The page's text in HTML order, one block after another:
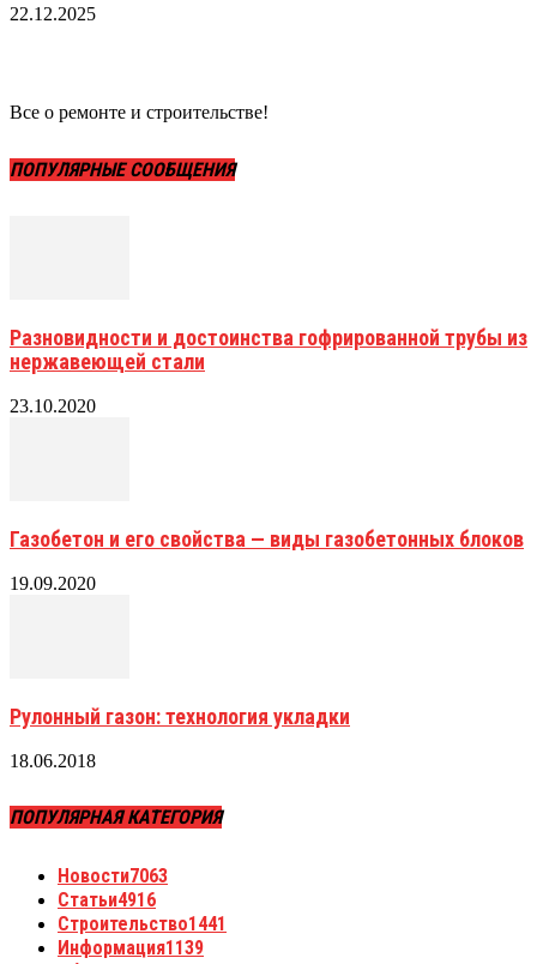
22.12.2025
Все о ремонте и строительстве!
ПОПУЛЯРНЫЕ СООБЩЕНИЯ
Разновидности и достоинства гофрированной трубы из
нержавеющей стали
23.10.2020
Газобетон и его свойства — виды газобетонных блоков
19.09.2020
Рулонный газон: технология укладки
18.06.2018
ПОПУЛЯРНАЯ КАТЕГОРИЯ
Новости7063
Статьи4916
Строительство1441
Информация1139